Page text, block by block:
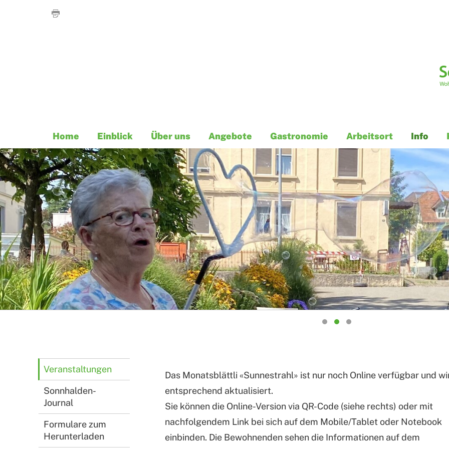
Home Einblick Über uns Angebote Gastronomie Arbeitsort Info
Veranstaltungen
Sonnhalden-
Journal
Formulare zum
Herunterladen
Das Monatsblättli «Sunnestrahl» ist nur noch Online verfügbar und
entsprechend aktualisiert.
Sie können die Online-Version via QR-Code (siehe rechts) oder mit
nachfolgendem Link bei sich auf dem Mobile/Tablet oder Notebook
einbinden. Die Bewohnenden sehen die Informationen auf dem